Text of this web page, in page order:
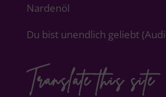
Nardenöl
Du bist unendlich geliebt
Translate this site